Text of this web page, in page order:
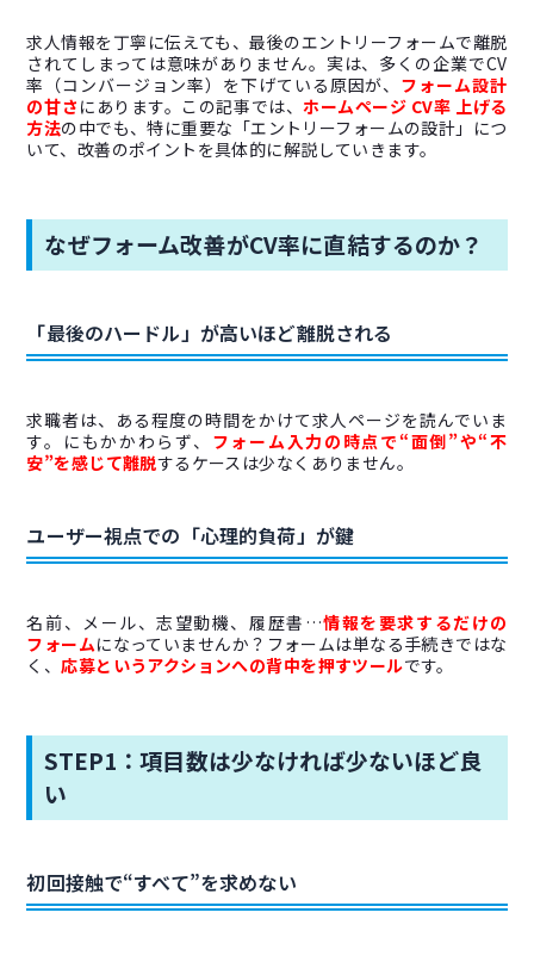
求人情報を丁寧に伝えても、最後のエントリーフォームで離脱
されてしまっては意味がありません。実は、多くの企業でCV
率（コンバージョン率）を下げている原因が、 フォーム設計
の甘さ にあります。この記事では、ホームページ CV率 上げる
方法の中でも、特に重要な「エントリーフォームの設計」につ
いて、改善のポイントを具体的に解説していきます。
なぜフォーム改善がCV率に直結するのか？
「最後のハードル」が高いほど離脱される
求職者は、ある程度の時間をかけて求人ページを読んでいま
す。にもかかわらず、 フォーム入力の時点で“面倒”や“不
安”を感じて離脱するケースは少なくありません。
ユーザー視点での「心理的負荷」が鍵
名前、メール、志望動機、履歴書…情報を要求するだけの
フォームになっていませんか？フォームは単なる手続きではな
く、応募というアクションへの背中を押すツールです。
STEP1：項目数は少なければ少ないほど良
い
初回接触で“すべて”を求めない